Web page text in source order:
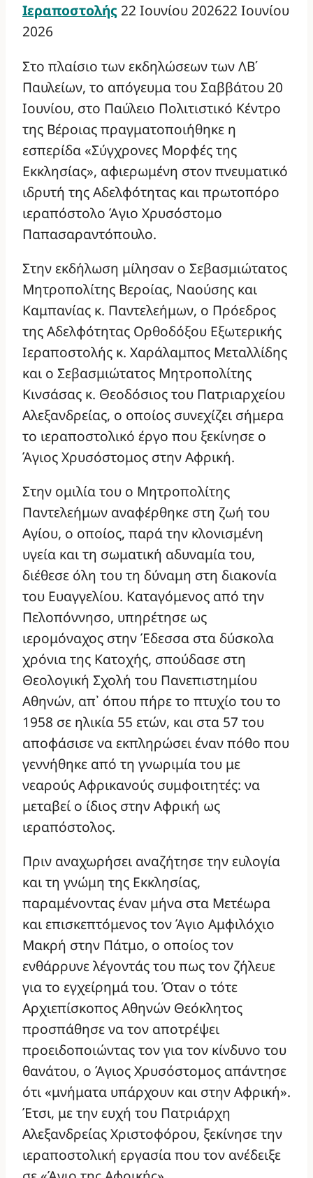
Ιεραποστολής 22 Ιουνίου 202622 Ιουνίου
2026
Στο πλαίσιο των εκδηλώσεων των ΛΒ΄
Παυλείων, το απόγευμα του Σαββάτου 20
Ιουνίου, στο Παύλειο Πολιτιστικό Κέντρο
της Βέροιας πραγματοποιήθηκε η
εσπερίδα «Σύγχρονες Μορφές της
Εκκλησίας», αφιερωμένη στον πνευματικό
ιδρυτή της Αδελφότητας και πρωτοπόρο
ιεραπόστολο Άγιο Χρυσόστομο
Παπασαραντόπουλο.
Στην εκδήλωση μίλησαν ο Σεβασμιώτατος
Μητροπολίτης Βεροίας, Ναούσης και
Καμπανίας κ. Παντελεήμων, ο Πρόεδρος
της Αδελφότητας Ορθοδόξου Εξωτερικής
Ιεραποστολής κ. Χαράλαμπος Μεταλλίδης
και ο Σεβασμιώτατος Μητροπολίτης
Κινσάσας κ. Θεοδόσιος του Πατριαρχείου
Αλεξανδρείας, ο οποίος συνεχίζει σήμερα
το ιεραποστολικό έργο που ξεκίνησε ο
Άγιος Χρυσόστομος στην Αφρική.
Στην ομιλία του ο Μητροπολίτης
Παντελεήμων αναφέρθηκε στη ζωή του
Αγίου, ο οποίος, παρά την κλονισμένη
υγεία και τη σωματική αδυναμία του,
διέθεσε όλη του τη δύναμη στη διακονία
του Ευαγγελίου. Καταγόμενος από την
Πελοπόννησο, υπηρέτησε ως
ιερομόναχος στην Έδεσσα στα δύσκολα
χρόνια της Κατοχής, σπούδασε στη
Θεολογική Σχολή του Πανεπιστημίου
Αθηνών, απ᾽ όπου πήρε το πτυχίο του το
1958 σε ηλικία 55 ετών, και στα 57 του
αποφάσισε να εκπληρώσει έναν πόθο που
γεννήθηκε από τη γνωριμία του με
νεαρούς Αφρικανούς συμφοιτητές: να
μεταβεί ο ίδιος στην Αφρική ως
ιεραπόστολος.
Πριν αναχωρήσει αναζήτησε την ευλογία
και τη γνώμη της Εκκλησίας,
παραμένοντας έναν μήνα στα Μετέωρα
και επισκεπτόμενος τον Άγιο Αμφιλόχιο
Μακρή στην Πάτμο, ο οποίος τον
ενθάρρυνε λέγοντάς του πως τον ζήλευε
για το εγχείρημά του. Όταν ο τότε
Αρχιεπίσκοπος Αθηνών Θεόκλητος
προσπάθησε να τον αποτρέψει
προειδοποιώντας τον για τον κίνδυνο του
θανάτου, ο Άγιος Χρυσόστομος απάντησε
ότι «μνήματα υπάρχουν και στην Αφρική».
Έτσι, με την ευχή του Πατριάρχη
Αλεξανδρείας Χριστοφόρου, ξεκίνησε την
ιεραποστολική εργασία που τον ανέδειξε